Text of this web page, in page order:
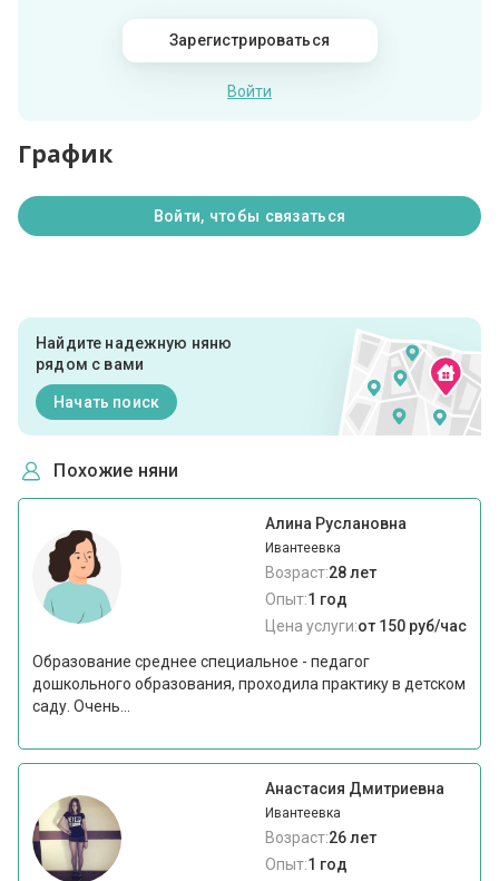
Зарегистрироваться
Войти
График
Войти, чтобы связаться
Найдите надежную няню
рядом с вами
Начать поиск
Похожие няни
Алина Руслановна
Ивантеевка
Возраст:28 лет
Опыт:1 год
Цена услуги:от 150 руб/час
Образование среднее специальное - педагог
дошкольного образования, проходила практику в детском
саду. Очень...
Анастасия Дмитриевна
Ивантеевка
Возраст:26 лет
Опыт:1 год